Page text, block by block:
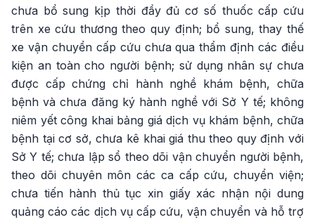
chưa bổ sung kịp thời đầy đủ cơ số thuốc cấp cứu
trên xe cứu thương theo quy định; bổ sung, thay thế
xe vận chuyển cấp cứu chưa qua thẩm định các điều
kiện an toàn cho người bệnh; sử dụng nhân sự chưa
được cấp chứng chỉ hành nghề khám bệnh, chữa
bệnh và chưa đăng ký hành nghề với Sở Y tế; không
niêm yết công khai bảng giá dịch vụ khám bệnh, chữa
bệnh tại cơ sở, chưa kê khai giá thu theo quy định với
Sở Y tế; chưa lập sổ theo dõi vận chuyển người bệnh,
theo dõi chuyên môn các ca cấp cứu, chuyển viện;
chưa tiến hành thủ tục xin giấy xác nhận nội dung
quảng cáo các dịch vụ cấp cứu, vận chuyển và hỗ trợ